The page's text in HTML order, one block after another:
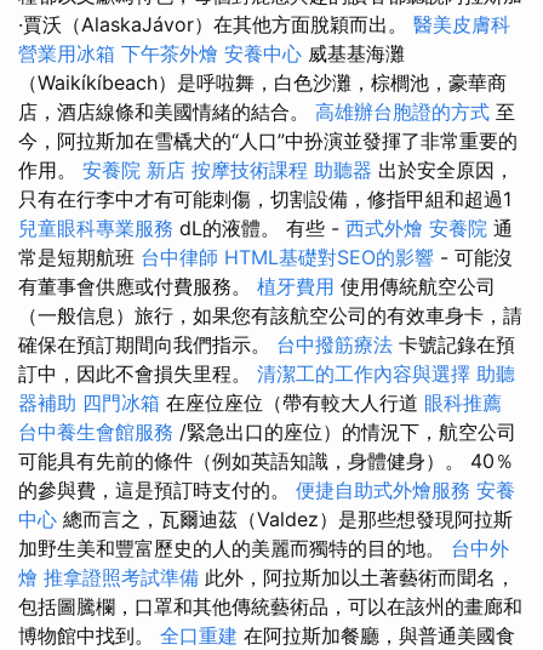
·賈沃（AlaskaJávor）在其他方面脫穎而出。 醫美皮膚科
營業用冰箱 下午茶外燴 安養中心 威基基海灘
（Waikíkíbeach）是呼啦舞，白色沙灘，棕櫚池，豪華商
店，酒店線條和美國情緒的結合。 高雄辦台胞證的方式 至
今，阿拉斯加在雪橇犬的“人口”中扮演並發揮了非常重要的
作用。 安養院 新店 按摩技術課程 助聽器 出於安全原因，
只有在行李中才有可能刺傷，切割設備，修指甲組和超過1
兒童眼科專業服務 dL的液體。 有些 - 西式外燴 安養院 通
常是短期航班 台中律師 HTML基礎對SEO的影響 - 可能沒
有董事會供應或付費服務。 植牙費用 使用傳統航空公司
（一般信息）旅行，如果您有該航空公司的有效車身卡，請
確保在預訂期間向我們指示。 台中撥筋療法 卡號記錄在預
訂中，因此不會損失里程。 清潔工的工作內容與選擇 助聽
器補助 四門冰箱 在座位座位（帶有較大人行道 眼科推薦
台中養生會館服務 /緊急出口的座位）的情況下，航空公司
可能具有先前的條件（例如英語知識，身體健身）。 40％
的參與費，這是預訂時支付的。 便捷自助式外燴服務 安養
中心 總而言之，瓦爾迪茲（Valdez）是那些想發現阿拉斯
加野生美和豐富歷史的人的美麗而獨特的目的地。 台中外
燴 推拿證照考試準備 此外，阿拉斯加以土著藝術而聞名，
包括圖騰欄，口罩和其他傳統藝術品，可以在該州的畫廊和
博物館中找到。 全口重建 在阿拉斯加餐廳，與普通美國食